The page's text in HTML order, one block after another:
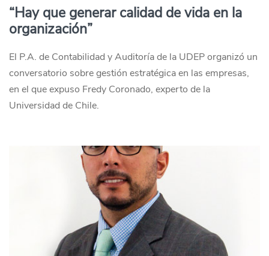
“Hay que generar calidad de vida en la
organización”
El P.A. de Contabilidad y Auditoría de la UDEP organizó un
conversatorio sobre gestión estratégica en las empresas,
en el que expuso Fredy Coronado, experto de la
Universidad de Chile.